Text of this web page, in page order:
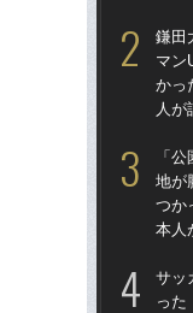
鎌田
マン
かっ
人が
「
地が
つか
本人
サッ
った